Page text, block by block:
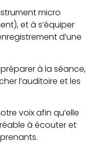
micro
et à s’équiper
d’une
à la séance,
l’auditoire et les
voix afin qu’elle
à écouter et